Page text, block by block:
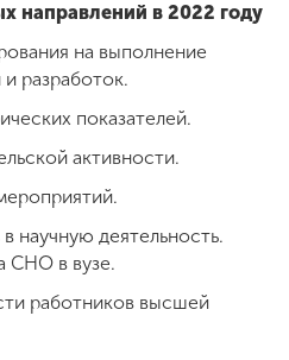
направлений в 2022 году
на выполнение
разработок.
показателей.
активности.
научную деятельность.
СНО в вузе.
работников высшей